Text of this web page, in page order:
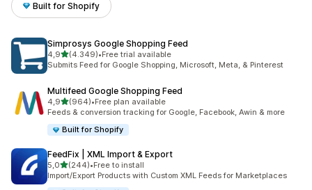
Built for Shopify
Simprosys Google Shopping Feed
4,9stelle su 5
(4.349)
4349 recensioni totali
•Free trial available
Submits Feed for Google Shopping, Microsoft, Meta, & Pinterest
Multifeed Google Shopping Feed
4,9stelle su 5
(964)
964 recensioni totali
•Free plan available
Feeds & conversion tracking for Google, Facebook, Awin & more
Built for Shopify
FeedFix | XML Import & Export
5,0stelle su 5
(244)
244 recensioni totali
•Free to install
Import/Export Products with Custom XML Feeds for Marketplaces